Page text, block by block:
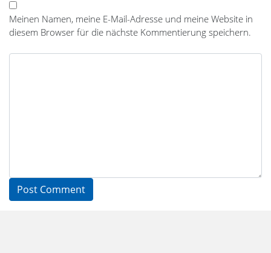
Meinen Namen, meine E-Mail-Adresse und meine Website in
diesem Browser für die nächste Kommentierung speichern.